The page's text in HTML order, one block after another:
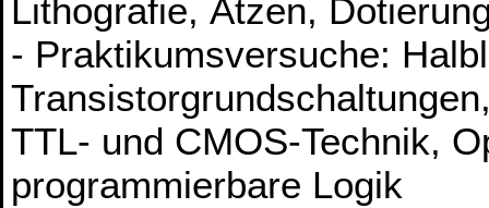
Lithografie, Ätzen,
- Praktikumsversuche:
TTL- und CMOS-Technik,
programmierbare Logik